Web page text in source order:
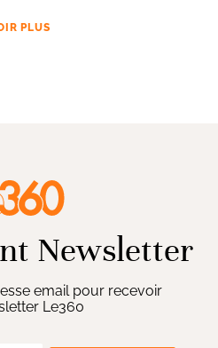
PLUS
Newsletter
email pour recevoir
Le360